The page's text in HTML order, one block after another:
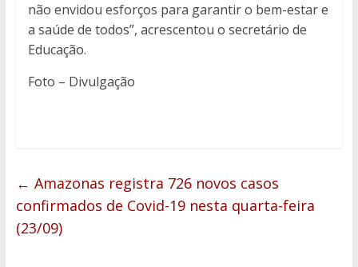
não envidou esforços para garantir o bem-estar e
a saúde de todos”, acrescentou o secretário de
Educação.
Foto – Divulgação
← Amazonas registra 726 novos casos
confirmados de Covid-19 nesta quarta-feira
(23/09)